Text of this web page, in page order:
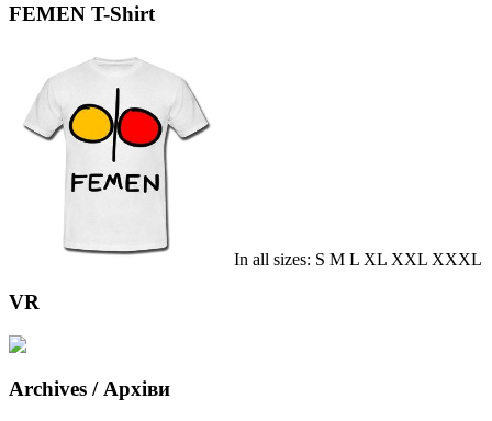
FEMEN T-Shirt
In all sizes: S M L XL XXL XXXL
VR
Archives / Архіви